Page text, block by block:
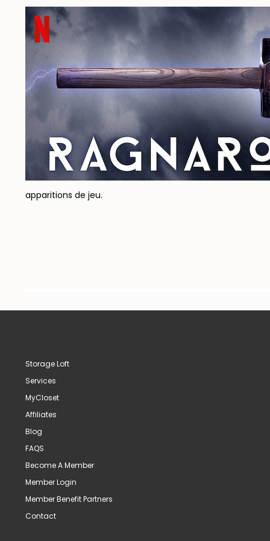
apparitions de jeu.
Storage Loft
Services
MyCloset
Affiliates
Blog
FAQS
Become A Member
Member Login
Member Benefit Partners
Contact